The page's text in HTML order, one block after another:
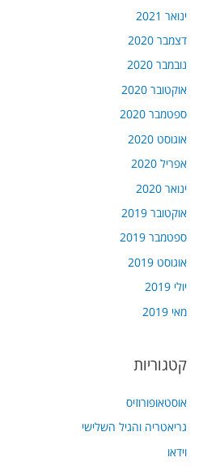
ינואר 2021
דצמבר 2020
נובמבר 2020
אוקטובר 2020
ספטמבר 2020
אוגוסט 2020
אפריל 2020
ינואר 2020
אוקטובר 2019
ספטמבר 2019
אוגוסט 2019
יולי 2019
מאי 2019
קטגוריות
אוסטאופורוזיס
גריאטריה והגיל השלישי
וידאו